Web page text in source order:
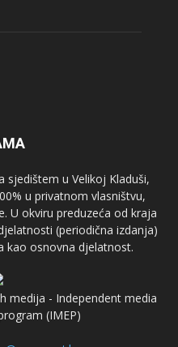
sjedištem u Velikoj Kladuši,
u privatnom vlasništvu,
U okviru preduzeća od kraja
(periodična izdanja)
kao osnovna djelatnost.
medija - Independent media
(IMEP)